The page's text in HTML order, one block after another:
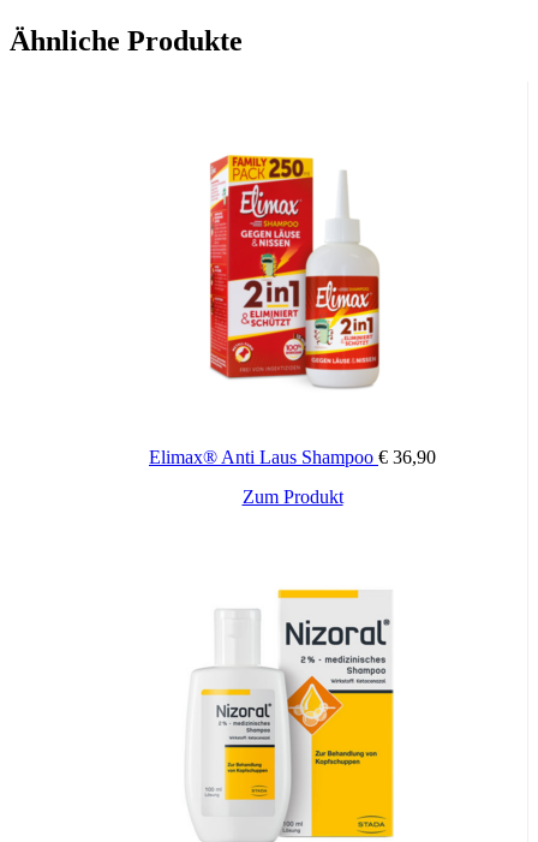
SORBITOL, CI 14700, CI 15985, CI 19140, CI 42090.
Ähnliche Produkte
Elimax® Anti Laus Shampoo € 36,90
Zum Produkt